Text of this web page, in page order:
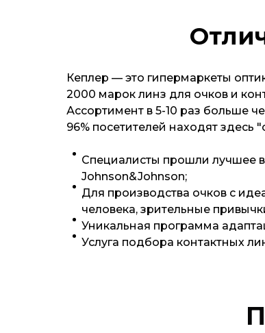
Кеплер — это гипермаркеты
2000 марок линз для очков и
Ассортимент в 5-10 раз больше
96% посетителей находят
Специалисты прошли лучшее
Johnson&Johnson;
Для производства очков с
человека, зрительные
Уникальная программа
Услуга подбора контактных